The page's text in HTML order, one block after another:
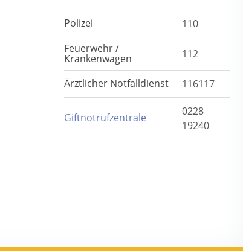
Polizei
110
Feuerwehr /
Krankenwagen 112
Ärztlicher Notfalldienst 116117
Giftnotrufzentrale
0228
19240